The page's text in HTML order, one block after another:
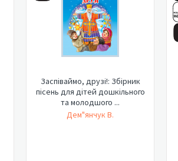
Заспіваймо, друзі!: Збірник
пісень для дітей дошкільного
та молодшого ...
Дем"янчук В.